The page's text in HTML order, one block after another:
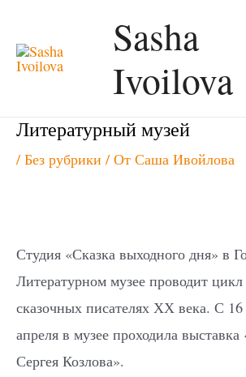
содержимому
Sasha
Ivoilova
Литературный музей
/ Без рубрики / От Саша Ивойлова
Студия «Сказка выходного дня» в
Литературном музее проводит
сказочных писателях ХХ века. С
апреля в музее проходила
Сергея Козлова».